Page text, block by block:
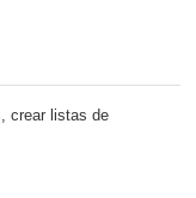
crear listas de